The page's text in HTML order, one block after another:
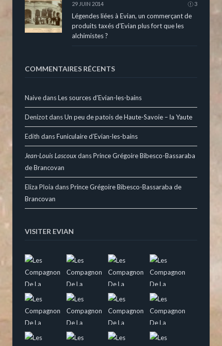
29 JUIN 2014 3
Légendes liées à Evian, un commerçant de
produits taxés d’Evian plus fort que les
alchimistes ?
COMMENTAIRES RÉCENTS
NaivedansLes sources d’Evian-les-bains
DenizotdansUn peu de patois de Haute-Savoie – la Yaute
Edith dansFuniculaire d’Evian-les-bains
Jean-Louis LascouxdansPrince Grégoire Bibesco-Bassaraba
de Brancovan
Eliza Ploia dansPrince Grégoire Bibesco-Bassaraba de
Brancovan
VISITER EVIAN